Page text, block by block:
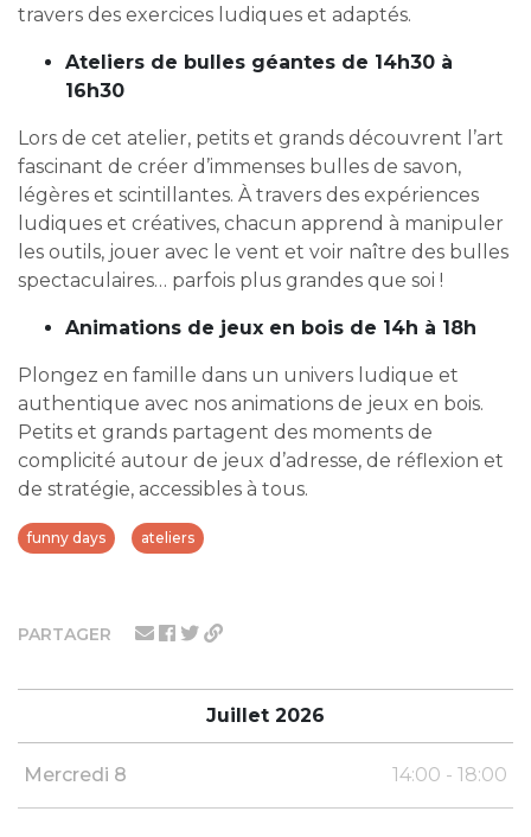
PARTAGER
Juillet 2026
Mercredi 8 14:00 - 18:00
travers des exercices ludiques et adaptés.
Ateliers de bulles géantes de 14h30 à
16h30
Lors de cet atelier, petits et grands découvrent l’art
fascinant de créer d’immenses bulles de savon,
légères et scintillantes. À travers des expériences
ludiques et créatives, chacun apprend à manipuler
les outils, jouer avec le vent et voir naître des bulles
spectaculaires… parfois plus grandes que soi !
Animations de jeux en bois de 14h à 18h
Plongez en famille dans un univers ludique et
authentique avec nos animations de jeux en bois.
Petits et grands partagent des moments de
complicité autour de jeux d’adresse, de réflexion et
de stratégie, accessibles à tous.
funny days ateliers